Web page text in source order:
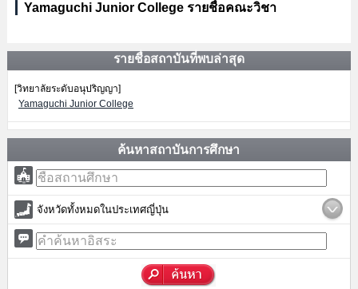
Yamaguchi Junior College รายชื่อคณะวิชา
รายชื่อสถาบันที่พบล่าสุด
[วิทยาลัยระดับอนุปริญญา]
Yamaguchi Junior College
ค้นหาสถาบันการศึกษา
จังหวัดทั้งหมดในประเทศญี่ปุ่น